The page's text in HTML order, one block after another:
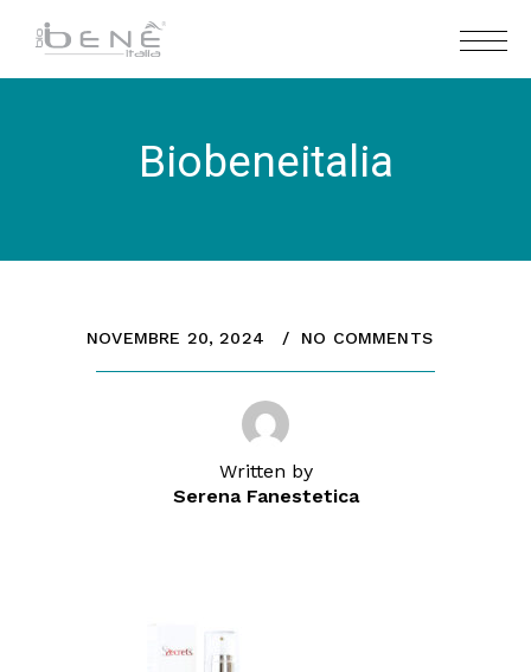
Biobeneitalia
NOVEMBRE 20, 2024 NO COMMENTS
Written by
Serena Fanestetica